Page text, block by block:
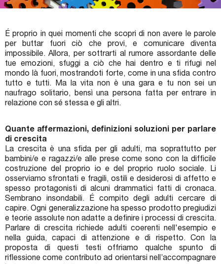
Premi letterari
Novità in biblioteca
É proprio in quei momenti che scopri di non avere le parole
per buttar fuori ciò che provi, e comunicare diventa
impossibile. Allora, per sottrarti al rumore assordante delle
tue emozioni, sfuggi a ciò che hai dentro e ti rifugi nel
mondo là fuori, mostrandoti forte, come in una sfida contro
tutto e tutti. Ma la vita non è una gara e tu non sei un
naufrago solitario, bensì una persona fatta per entrare in
relazione con sé stessa e gli altri.
Quante affermazioni, definizioni soluzioni per parlare
di crescita
La crescita è una sfida per gli adulti, ma soprattutto per
bambini/e e ragazzi/e alle prese come sono con la difficile
costruzione del proprio io e del proprio ruolo sociale. Li
osserviamo sfrontati e fragili, ostili e desiderosi di affetto e
spesso protagonisti di alcuni drammatici fatti di cronaca.
Sembrano insondabili. É compito degli adulti cercare di
capire. Ogni generalizzazione ha spesso prodotto pregiudizi
e teorie assolute non adatte a definire i processi di crescita.
Parlare di crescita richiede adulti coerenti nell'esempio e
nella guida, capaci di attenzione e di rispetto. Con la
proposta di questi testi offriamo qualche spunto di
riflessione come contributo ad orientarsi nell’accompagnare